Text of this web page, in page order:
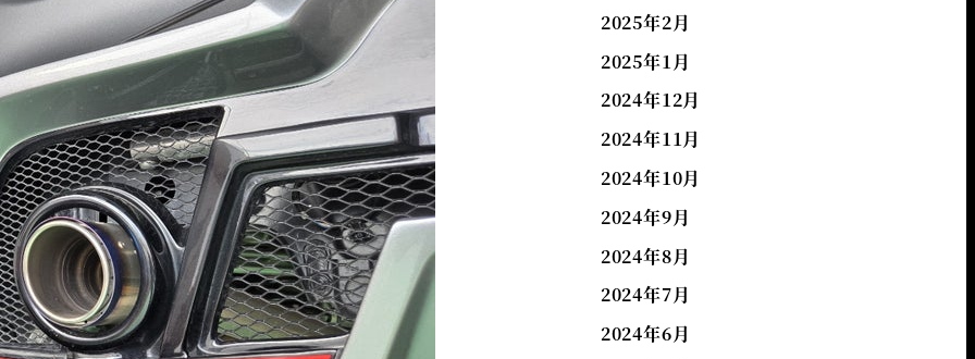
2025年2月
2025年1月
2024年12月
2024年11月
2024年10月
2024年9月
2024年8月
2024年7月
2024年6月